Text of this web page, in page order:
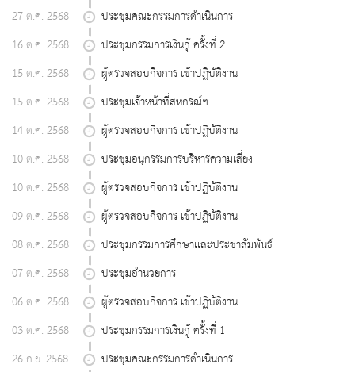
27 ต.ค. 2568
ประชุมคณะกรรมการดำเนินการ
16 ต.ค. 2568
ประชุมกรรมการเงินกู้ ครั้งที่ 2
15 ต.ค. 2568
ผู้ตรวจสอบกิจการ เข้าปฏิบัติงาน
15 ต.ค. 2568
ประชุมเจ้าหน้าที่สหกรณ์ฯ
14 ต.ค. 2568
ผู้ตรวจสอบกิจการ เข้าปฏิบัติงาน
10 ต.ค. 2568
ประชุมอนุกรรมการบริหารความเสี่ยง
10 ต.ค. 2568
ผู้ตรวจสอบกิจการ เข้าปฏิบัติงาน
09 ต.ค. 2568
ผู้ตรวจสอบกิจการ เข้าปฏิบัติงาน
08 ต.ค. 2568
ประชุมกรรมการศึกษาเเละประชาสัมพันธ์
07 ต.ค. 2568
ประชุมอำนวยการ
06 ต.ค. 2568
ผู้ตรวจสอบกิจการ เข้าปฏิบัติงาน
03 ต.ค. 2568
ประชุมกรรมการเงินกู้ ครั้งที่ 1
26 ก.ย. 2568
ประชุมคณะกรรมการดำเนินการ